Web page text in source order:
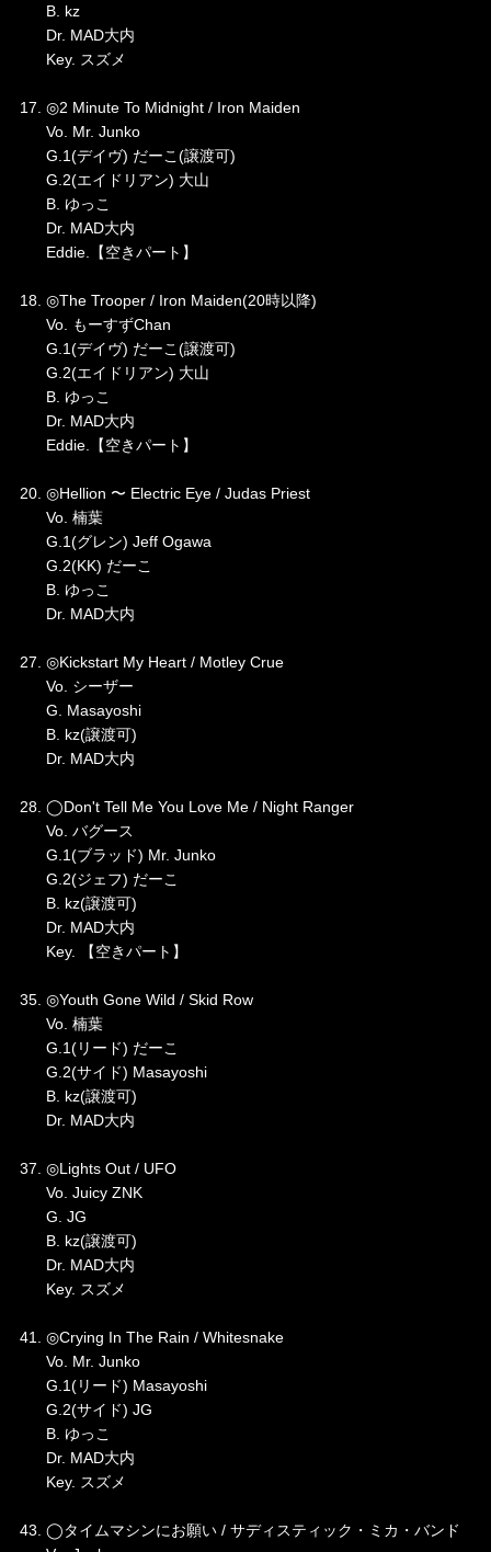
B. kz
Dr. MAD大内
Key. スズメ
17. ◎2 Minute To Midnight / Iron Maiden
Vo. Mr. Junko
G.1(デイヴ) だーこ(譲渡可)
G.2(エイドリアン) 大山
B. ゆっこ
Dr. MAD大内
Eddie.【空きパート】
18. ◎The Trooper / Iron Maiden(20時以降)
Vo. もーすずChan
G.1(デイヴ) だーこ(譲渡可)
G.2(エイドリアン) 大山
B. ゆっこ
Dr. MAD大内
Eddie.【空きパート】
20. ◎Hellion 〜 Electric Eye / Judas Priest
Vo. 楠葉
G.1(グレン) Jeff Ogawa
G.2(KK) だーこ
B. ゆっこ
Dr. MAD大内
27. ◎Kickstart My Heart / Motley Crue
Vo. シーザー
G. Masayoshi
B. kz(譲渡可)
Dr. MAD大内
28. ◯Don't Tell Me You Love Me / Night Ranger
Vo. バグース
G.1(ブラッド) Mr. Junko
G.2(ジェフ) だーこ
B. kz(譲渡可)
Dr. MAD大内
Key. 【空きパート】
35. ◎Youth Gone Wild / Skid Row
Vo. 楠葉
G.1(リード) だーこ
G.2(サイド) Masayoshi
B. kz(譲渡可)
Dr. MAD大内
37. ◎Lights Out / UFO
Vo. Juicy ZNK
G. JG
B. kz(譲渡可)
Dr. MAD大内
Key. スズメ
41. ◎Crying In The Rain / Whitesnake
Vo. Mr. Junko
G.1(リード) Masayoshi
G.2(サイド) JG
B. ゆっこ
Dr. MAD大内
Key. スズメ
43. ◯タイムマシンにお願い / サディスティック・ミカ・バンド